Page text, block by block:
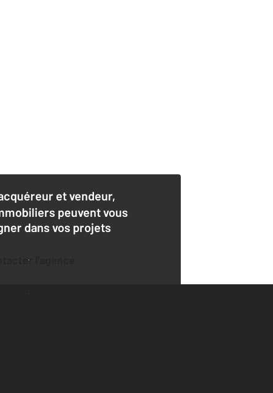
et vendeur,
peuvent vous
dans vos projets
l'agence
une estimation